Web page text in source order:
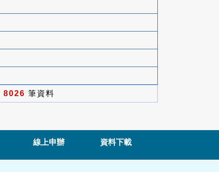
8026 筆資料
線上申辦 資料下載